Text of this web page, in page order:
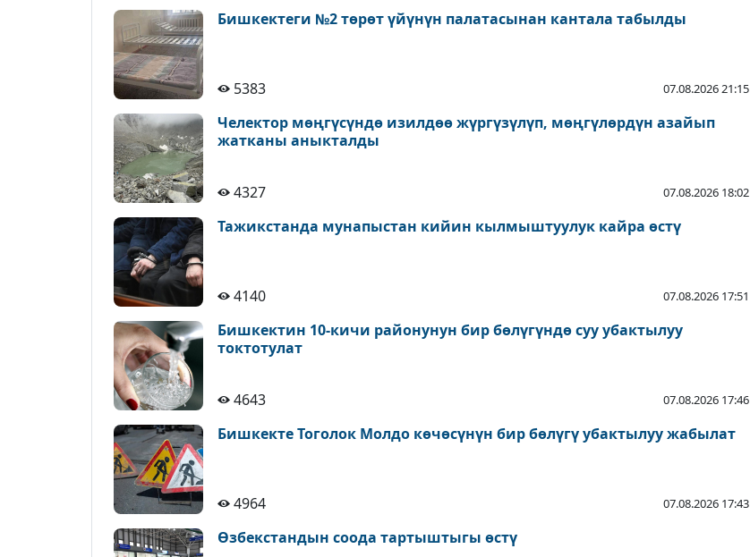
Бишкектеги №2 төрөт үйүнүн палатасынан кантала табылды
5383 07.08.2026 21:15
Челектор мөңгүсүндө изилдөө жүргүзүлүп, мөңгүлөрдүн азайып
жатканы аныкталды
4327 07.08.2026 18:02
Тажикстанда мунапыстан кийин кылмыштуулук кайра өстү
4140 07.08.2026 17:51
Бишкектин 10-кичи районунун бир бөлүгүндө суу убактылуу
токтотулат
4643 07.08.2026 17:46
Бишкекте Тоголок Молдо көчөсүнүн бир бөлүгү убактылуу жабылат
4964 07.08.2026 17:43
Өзбекстандын соода тартыштыгы өстү